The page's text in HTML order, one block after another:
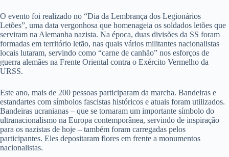
O evento foi realizado no “Dia da Lembrança dos Legionários
Letões”, uma data vergonhosa que homenageia os soldados letões que
serviram na Alemanha nazista. Na época, duas divisões da SS foram
formadas em território letão, nas quais vários militantes nacionalistas
locais lutaram, servindo como “carne de canhão” nos esforços de
guerra alemães na Frente Oriental contra o Exército Vermelho da
URSS.
Este ano, mais de 200 pessoas participaram da marcha. Bandeiras e
estandartes com símbolos fascistas históricos e atuais foram utilizados.
Bandeiras ucranianas – que se tornaram um importante símbolo do
ultranacionalismo na Europa contemporânea, servindo de inspiração
para os nazistas de hoje – também foram carregadas pelos
participantes. Eles depositaram flores em frente a monumentos
nacionalistas.